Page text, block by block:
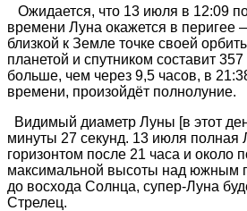
Ожидается, что 13 июля в 12:09
времени Луна окажется в перигее
близкой к Земле точке своей
планетой и спутником составит
больше, чем через 9,5 часов, в
времени, произойдёт полнолуние.
Видимый диаметр Луны [в этот
минуты 27 секунд. 13 июля полная
горизонтом после 21 часа и около
максимальной высоты над южным
до восхода Солнца, супер-Луна
Стрелец.